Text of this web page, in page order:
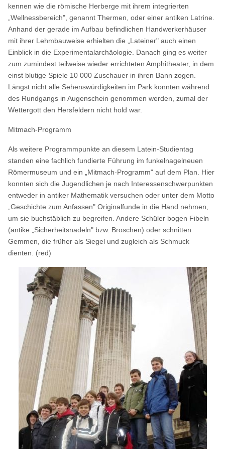
kennen wie die römische Herberge mit ihrem integrierten
„Wellnessbereich", genannt Thermen, oder einer antiken Latrine.
Anhand der gerade im Aufbau befindlichen Handwerkerhäuser
mit ihrer Lehmbauweise erhielten die „Lateiner" auch einen
Einblick in die Experimentalarchäologie. Danach ging es weiter
zum zumindest teilweise wieder errichteten Amphitheater, in dem
einst blutige Spiele 10 000 Zuschauer in ihren Bann zogen.
Längst nicht alle Sehenswürdigkeiten im Park konnten während
des Rundgangs in Augenschein genommen werden, zumal der
Wettergott den Hersfeldern nicht hold war.
Mitmach-Programm
Als weitere Programmpunkte an diesem Latein-Studientag
standen eine fachlich fundierte Führung im funkelnagelneuen
Römermuseum und ein „Mitmach-Programm" auf dem Plan. Hier
konnten sich die Jugendlichen je nach Interessenschwerpunkten
entweder in antiker Mathematik versuchen oder unter dem Motto
„Geschichte zum Anfassen" Originalfunde in die Hand nehmen,
um sie buchstäblich zu begreifen. Andere Schüler bogen Fibeln
(antike „Sicherheitsnadeln" bzw. Broschen) oder schnitten
Gemmen, die früher als Siegel und zugleich als Schmuck
dienten. (red)